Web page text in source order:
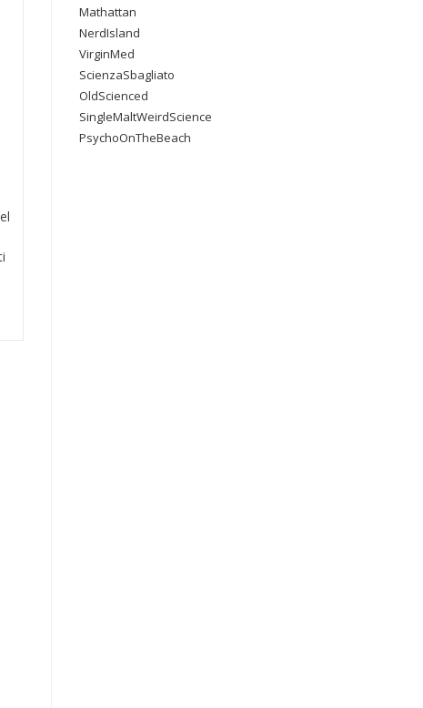
Mathattan
NerdIsland
VirginMed
ScienzaSbagliato
OldScienced
SingleMaltWeirdScience
PsychoOnTheBeach